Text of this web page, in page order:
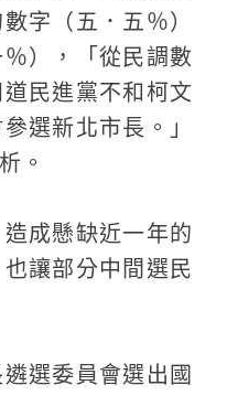
字（五．五％）
），「從民調數
民進黨不和柯文
選新北市長。」
。
成懸缺近一年的
讓部分中間選民
選委員會選出國